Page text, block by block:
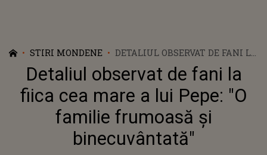
STIRI MONDENE
DETALIUL OBSERVAT DE FANI LA
FIICA CEA MARE A LUI PEPE: "O
FAMILIE FRUMOASĂ ȘI
BINECUVÂNTATĂ"
Detaliul observat de fani la
fiica cea mare a lui Pepe: "O
familie frumoasă și
binecuvântată"